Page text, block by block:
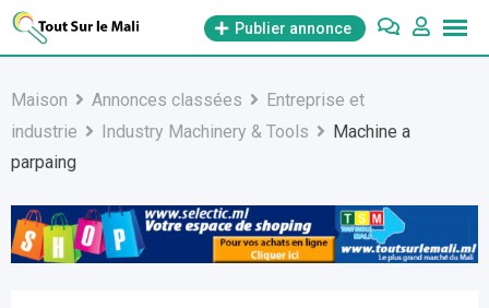
Aller
Publier annonce
Maison Annonces classées
Entreprise et
industrie
Industry Machinery & Tools
Machine a
parpaing